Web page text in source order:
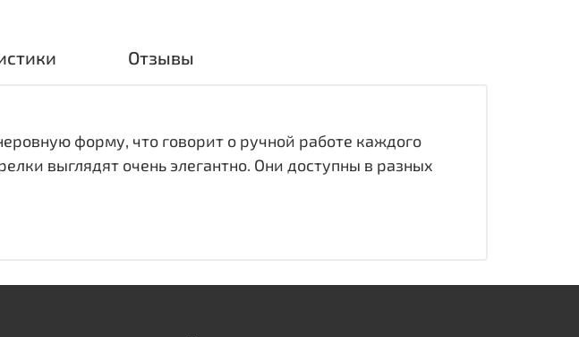
Отзывы
форму, что говорит о ручной работе каждого
выглядят очень элегантно. Они доступны в разных